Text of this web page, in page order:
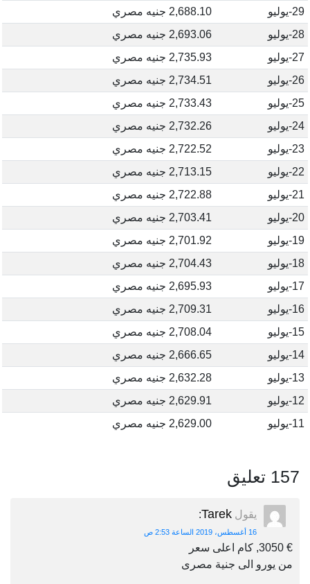
29-يوليو
2,688.10 جنيه مصري
28-يوليو
2,693.06 جنيه مصري
27-يوليو
2,735.93 جنيه مصري
26-يوليو
2,734.51 جنيه مصري
25-يوليو
2,733.43 جنيه مصري
24-يوليو
2,732.26 جنيه مصري
23-يوليو
2,722.52 جنيه مصري
22-يوليو
2,713.15 جنيه مصري
21-يوليو
2,722.88 جنيه مصري
20-يوليو
2,703.41 جنيه مصري
19-يوليو
2,701.92 جنيه مصري
18-يوليو
2,704.43 جنيه مصري
17-يوليو
2,695.93 جنيه مصري
16-يوليو
2,709.31 جنيه مصري
15-يوليو
2,708.04 جنيه مصري
14-يوليو
2,666.65 جنيه مصري
13-يوليو
2,632.28 جنيه مصري
12-يوليو
2,629.91 جنيه مصري
11-يوليو
2,629.00 جنيه مصري
157 تعليق
يقول Tarek
:
16 أغسطس، 2019 الساعة 2:53 ص
€ 3050, كام اعلى سعر
من يورو الى جنية مصرى